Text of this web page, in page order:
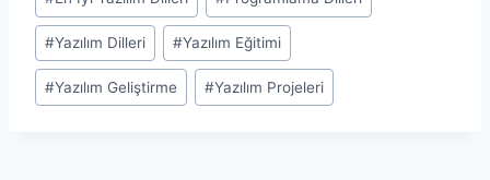
Tags:
#Yazılım Dilleri #Yazılım Eğitimi
#Yazılım Geliştirme #Yazılım Projeleri